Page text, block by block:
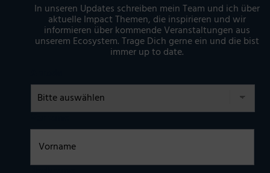
In unseren Updates schreiben mein Team und ich über
aktuelle Impact Themen, die inspirieren und wir
informieren über kommende Veranstaltungen aus
unserem Ecosystem. Trage Dich gerne ein und die bist
immer up to date.